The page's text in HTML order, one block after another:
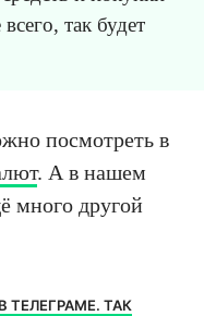
так будет
посмотреть в
. А в нашем
много другой
ТАК